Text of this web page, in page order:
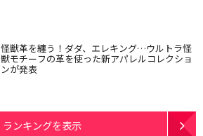
怪獣革を纏う！ダダ、エレキング…ウルトラ怪
獣モチーフの革を使った新アパレルコレクショ
ンが発表
ランキングを表示